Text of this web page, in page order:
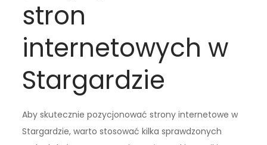
stron
internetowych w
Stargardzie
Aby skutecznie pozycjonować strony internetowe w
Stargardzie, warto stosować kilka sprawdzonych